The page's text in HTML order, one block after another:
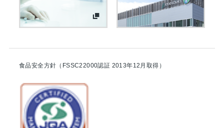
食品安全方針（FSSC22000認証 2013年12月取得）